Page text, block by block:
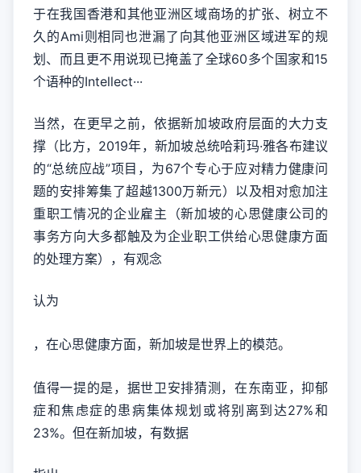
于在我国香港和其他亚洲区域商场的扩张、树立不
久的Ami则相同也泄漏了向其他亚洲区域进军的规
划、而且更不用说现已掩盖了全球60多个国家和15
个语种的Intellect···
当然，在更早之前，依据新加坡政府层面的大力支
撑（比方，2019年，新加坡总统哈莉玛·雅各布建议
的“总统应战”项目，为67个专心于应对精力健康问
题的安排筹集了超越1300万新元）以及相对愈加注
重职工情况的企业雇主（新加坡的心思健康公司的
事务方向大多都触及为企业职工供给心思健康方面
的处理方案），有观念
认为
，在心思健康方面，新加坡是世界上的模范。
值得一提的是，据世卫安排猜测，在东南亚，抑郁
症和焦虑症的患病集体规划或将别离到达27%和
23%。但在新加坡，有数据